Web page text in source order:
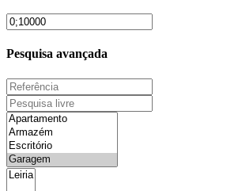
Pesquisa avançada